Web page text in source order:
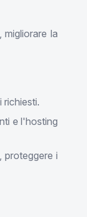
la
richiesti.
e l'hosting
proteggere i